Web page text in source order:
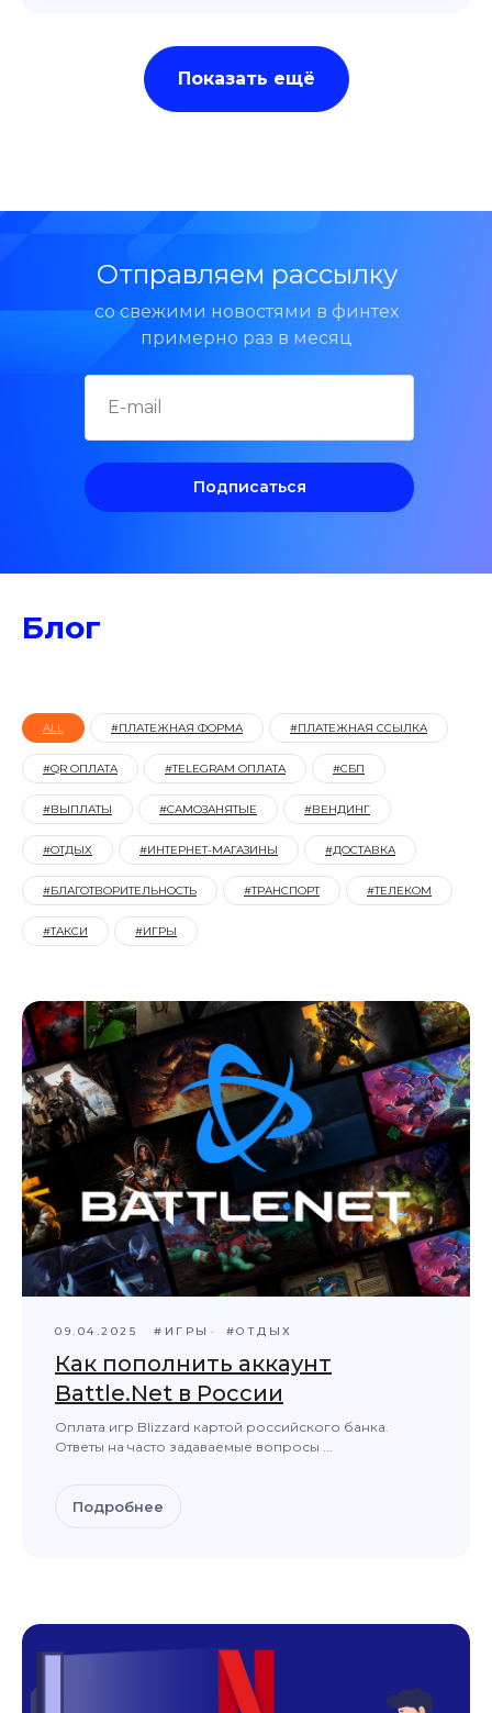
Показать ещё
Отправляем рассылку
со свежими новостями в финтех
примерно раз в месяц
Подписаться
Блог
ALL #ПЛАТЕЖНАЯ ФОРМА #ПЛАТЕЖНАЯ ССЫЛКА
#QR ОПЛАТА #TELEGRAM ОПЛАТА #СБП
#ВЫПЛАТЫ #САМОЗАНЯТЫЕ #ВЕНДИНГ
#ОТДЫХ #ИНТЕРНЕТ-МАГАЗИНЫ #ДОСТАВКА
#БЛАГОТВОРИТЕЛЬНОСТЬ #ТРАНСПОРТ #ТЕЛЕКОМ
#ТАКСИ #ИГРЫ
09.04.2025 #ИГРЫ #ОТДЫХ
Как пополнить аккаунт
Battle.Net в России
Оплата игр Blizzard картой российского банка.
Ответы на часто задаваемые вопросы ...
Подробнее